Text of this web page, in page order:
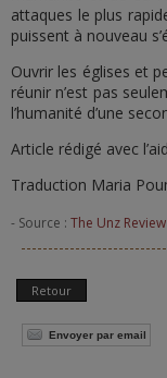
attaques le plus
puissent à nouveau
Ouvrir les églises et
réunir n’est pas
l’humanité d’une
Article rédigé avec
Traduction Maria
- Source : The Unz
Retour
Envoyer par email